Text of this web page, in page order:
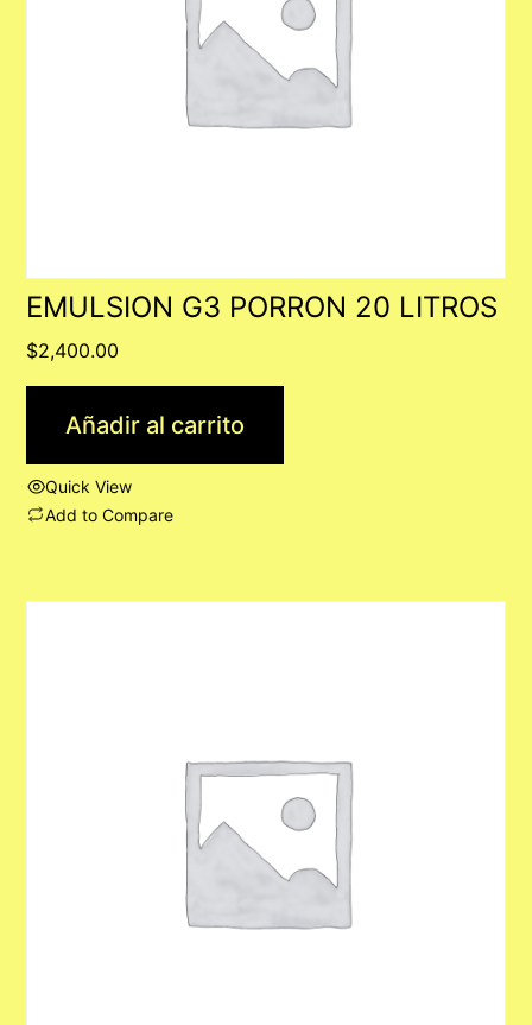
EMULSION G3 PORRON 20 LITROS
$2,400.00
Añadir al carrito
Quick View
Add to Compare